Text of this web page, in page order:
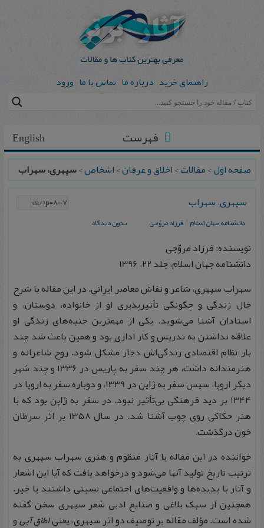
راهنمای خرید درباره ما تماس با ما ورود
English فهرست
صفحه اول>مقالات>اخلاق و عرفان>اشخاص>سپهری، سهراب
سپهری، سهراب
دانشنامه جهان اسلام فرزاد مروّجی بدون دیدگاه
نویسنده: فرزاد مروّجی
دانشنامه جهان اسلام، جلد 22، 1396
سهراب سپهری، شاعر و نقاش معاصر ایرانی. در این مقاله با شرح
خال زندگی و چگونگی تأثیرپذیری او از خانواده، دوستان، و
استادان آشنا می‌شوید. یکی از مهمترین جنبه‌های زندگی او
علاقه نداشتن به تدریس و کار اداری بود و همین باعث شد چند
بار نظام اقتصادی زندگی‌اش دچار مشکل شود. روح شاعرانه و
هنرمندانه داشت، هر چند سفر به پاریس در 1336 و چند شهر
دیگر اروپا، سپس سفر به ژاپن در 1339، و دوباره سفر به اروپا در
1344 بر دید فرهنگی بی‌تأثیر نبود. در سفر به ژاپن بود که با
هنر حکاکی روی چوب آشنا شد. در سال 1358 بر اثر سرطان
خون درگذشت.
خواننده در این مقاله با آثار منظوم و هنری سهراب سپهری به
ترتیب تاریخ تولید آنها می‌شود و درخواهد یافت که آیا این اشعار
و آثار با پدیده‌ها و واقعیت‌های اجتماعی نسبتی داشتند یا خیر.
همچنین از سبک بلاغی و صنایع ادبی شعر سپهری سخن گفته
شده است. مؤلف مقاله بر توصیف دو اثر سپهری، یعنیاطاق آبیو